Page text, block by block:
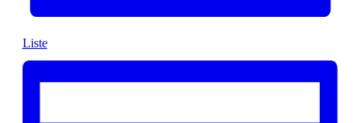
Liste